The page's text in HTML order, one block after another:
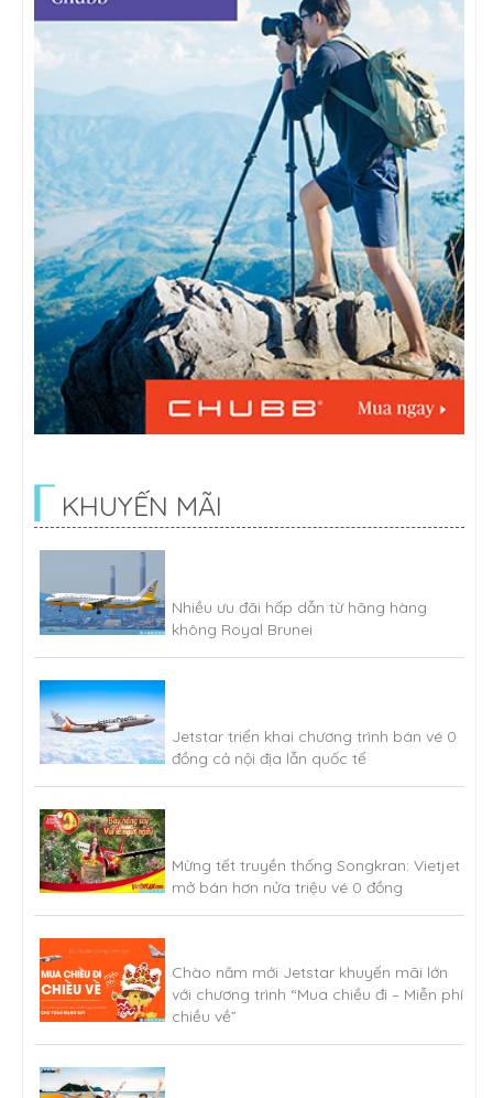
KHUYẾN MÃI
Nhiều ưu đãi hấp dẫn từ hãng hàng
không Royal Brunei
Jetstar triển khai chương trình bán vé 0
đồng cả nội địa lẫn quốc tế
Mừng tết truyền thống Songkran: Vietjet
mở bán hơn nửa triệu vé 0 đồng
Chào năm mới Jetstar khuyến mãi lớn
với chương trình “Mua chiều đi – Miễn phí
chiều về”